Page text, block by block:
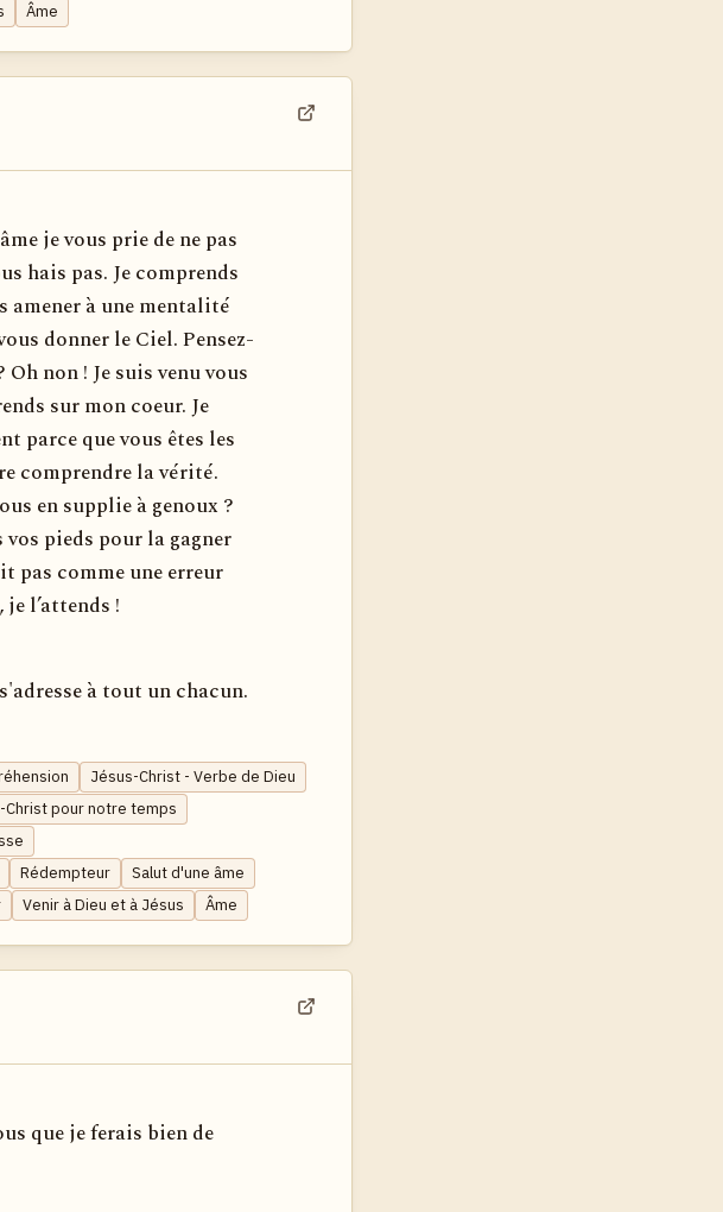
Âme
je vous prie de ne pas
hais pas. Je comprends
amener à une mentalité
donner le Ciel. Pensez-
non ! Je suis venu vous
sur mon coeur. Je
parce que vous êtes les
comprendre la vérité.
en supplie à genoux ?
vos pieds pour la gagner
pas comme une erreur
l’attends !
à tout un chacun.
Jésus-Christ - Verbe de Dieu
Christ pour notre temps
Rédempteur
Salut d'une âme
Venir à Dieu et à Jésus Âme
que je ferais bien de